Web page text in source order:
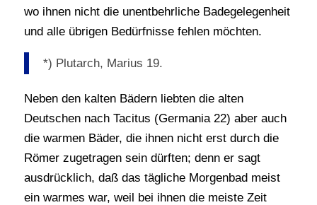
wo ihnen nicht die unentbehrliche Badegelegenheit
und alle übrigen Bedürfnisse fehlen möchten.
*) Plutarch, Marius 19.
Neben den kalten Bädern liebten die alten
Deutschen nach Tacitus (Germania 22) aber auch
die warmen Bäder, die ihnen nicht erst durch die
Römer zugetragen sein dürften; denn er sagt
ausdrücklich, daß das tägliche Morgenbad meist
ein warmes war, weil bei ihnen die meiste Zeit